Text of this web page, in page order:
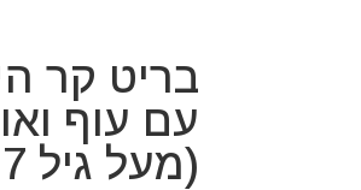
בריט קר
עם עוף
(מעל גיל 7 ) 2 ק"ג